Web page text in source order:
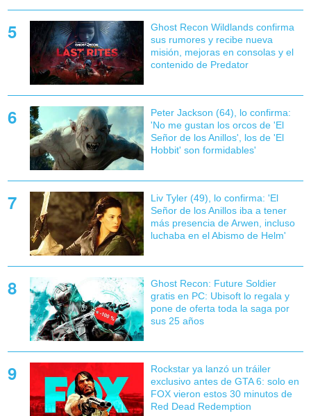
Ghost Recon Wildlands confirma
sus rumores y recibe nueva
misión, mejoras en consolas y el
contenido de Predator
Peter Jackson (64), lo confirma:
'No me gustan los orcos de 'El
Señor de los Anillos', los de 'El
Hobbit' son formidables'
Liv Tyler (49), lo confirma: 'El
Señor de los Anillos iba a tener
más presencia de Arwen, incluso
luchaba en el Abismo de Helm'
Ghost Recon: Future Soldier
gratis en PC: Ubisoft lo regala y
pone de oferta toda la saga por
sus 25 años
Rockstar ya lanzó un tráiler
exclusivo antes de GTA 6: solo en
FOX vieron estos 30 minutos de
Red Dead Redemption